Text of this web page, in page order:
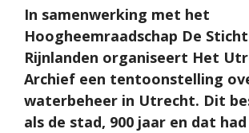
In samenwerking met het
Hoogheemraadschap De
Rijnlanden organiseert Het
Archief een tentoonstelling
waterbeheer in Utrecht. Dit
als de stad, 900 jaar en dat